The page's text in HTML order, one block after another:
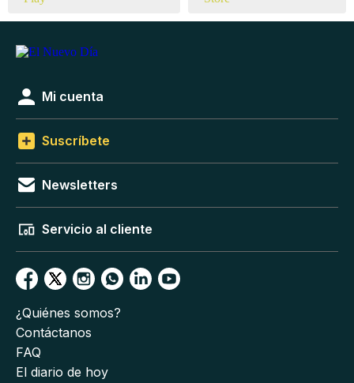
Mi cuenta
Suscríbete
Newsletters
Servicio al cliente
¿Quiénes somos?
Contáctanos
FAQ
El diario de hoy